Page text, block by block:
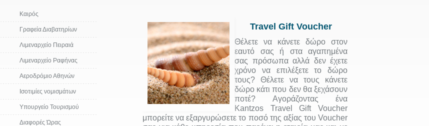
Καιρός
Γραφεία Διαβατηρίων
Λιμεναρχείο Πειραιά
Λιμεναρχείο Ραφήνας
Αεροδρόμιο Αθηνών
Ισοτιμίες νομισμάτων
Υπουργείο Τουρισμού
Διαφορές Ώρας
Travel Gift Voucher
Θέλετε να κάνετε δώρο στον
εαυτό σας ή στα αγαπημένα
σας πρόσωπα αλλά δεν έχετε
χρόνο να επιλέξετε το δώρο
τους? Θέλετε να τους κάνετε
δώρο κάτι που δεν θα ξεχάσουν
ποτέ? Αγοράζοντας ένα
Kantzos Travel Gift Voucher
μπορείτε να εξαργυρώσετε το ποσό της αξίας του Voucher